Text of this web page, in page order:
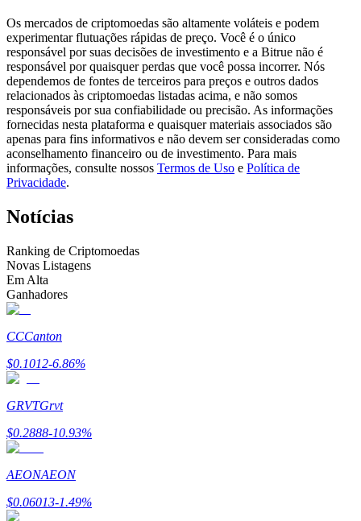
Torne-se um Trader de Cópias
Desfrute da partilha de lucros e comissões de copy trading
Análise de big data, incluindo informações comerciais, etc.
Guia
Os mercados de criptomoedas são altamente voláteis e podem
experimentar flutuações rápidas de preço. Você é o único
responsável por suas decisões de investimento e a Bitrue não é
responsável por quaisquer perdas que você possa incorrer. Nós
dependemos de fontes de terceiros para preços e outros dados
relacionados às criptomoedas listadas acima, e não somos
responsáveis por sua confiabilidade ou precisão. As informações
fornecidas nesta plataforma e quaisquer materiais associados são
apenas para fins informativos e não devem ser consideradas como
aconselhamento financeiro ou de investimento. Para mais
informações, consulte nossos Termos de Uso e Política de
Privacidade.
Notícias
Ranking de Criptomoedas
Novas Listagens
Em Alta
Ganhadores
CCCanton
$0.1012-6.86%
GRVTGrvt
$0.2888-10.93%
AEONAEON
$0.06013-1.49%